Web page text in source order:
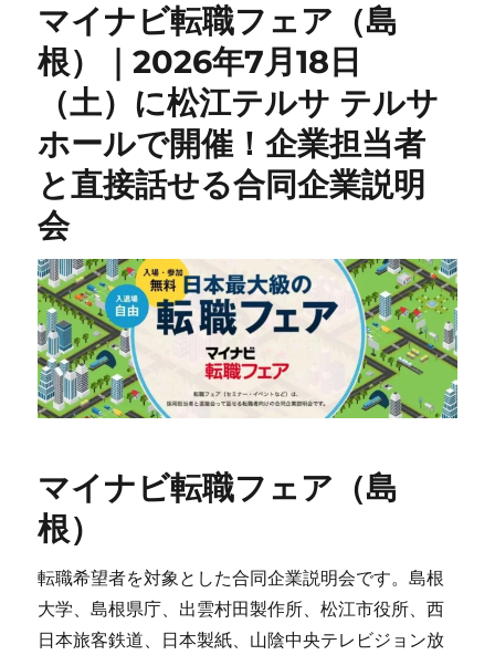
マイナビ転職フェア（島
根）｜2026年7月18日
（土）に松江テルサ テルサ
ホールで開催！企業担当者
と直接話せる合同企業説明
会
マイナビ転職フェア（島
根）
転職希望者を対象とした合同企業説明会です。島根
大学、島根県庁、出雲村田製作所、松江市役所、西
日本旅客鉄道、日本製紙、山陰中央テレビジョン放